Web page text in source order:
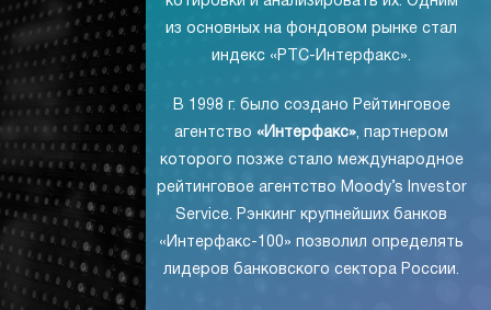
из основных на фондовом рынке стал
индекс «РТС-Интерфакс».
В 1998 г. было создано Рейтинговое
агентство «Интерфакс», партнером
которого позже стало международное
рейтинговое агентство Moody’s Investor
Service. Рэнкинг крупнейших банков
«Интерфакс-100» позволил определять
лидеров банковского сектора России.